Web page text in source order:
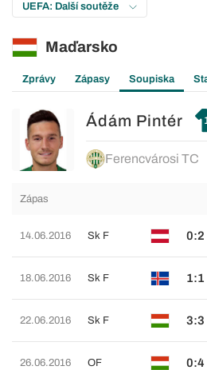
UEFA: Další soutěže
Maďarsko
Zprávy Zápasy Soupiska
Ádám Pintér
Ferencvárosi TC
Zápas
14.06.2016 Sk F 0:2
18.06.2016 Sk F 1:1
22.06.2016 Sk F 3:3
26.06.2016 OF 0:4